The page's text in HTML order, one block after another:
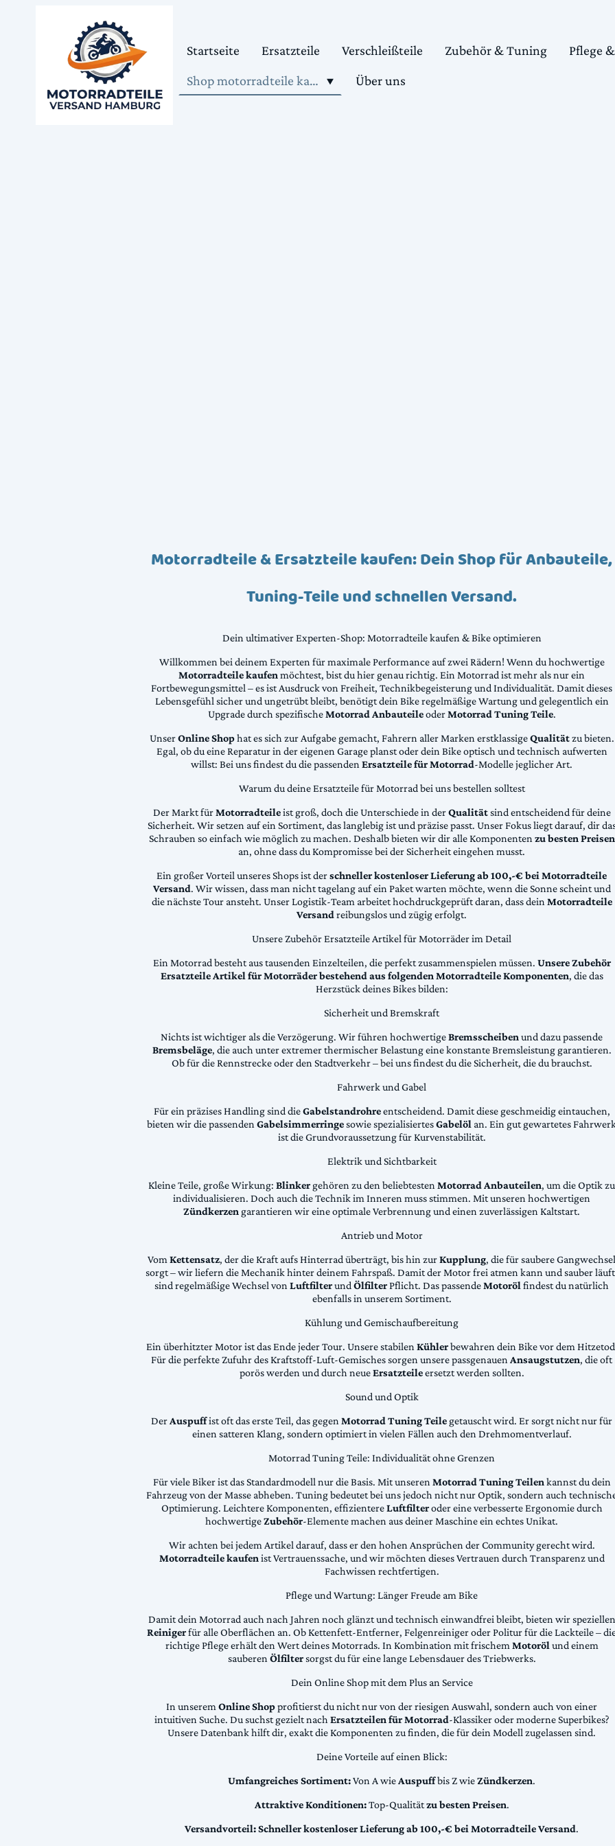
Startseite Ersatzteile Verschleißteile Zubehör & Tuning
Pflege
Shop motorradteile kaufen
Über uns
Motorradteile & Ersatzteile kaufen: Dein Shop für Anbauteile,
Tuning-Teile und schnellen Versand.
Dein ultimativer Experten-Shop: Motorradteile kaufen & Bike optimieren
Willkommen bei deinem Experten für maximale Performance auf zwei Rädern! Wenn du hochwertige
Motorradteile kaufenmöchtest, bist du hier genau richtig. Ein Motorrad ist mehr als nur ein
Fortbewegungsmittel – es ist Ausdruck von Freiheit, Technikbegeisterung und Individualität. Damit dieses
Lebensgefühl sicher und ungetrübt bleibt, benötigt dein Bike regelmäßige Wartung und gelegentlich ein
Upgrade durch spezifischeMotorrad AnbauteileoderMotorrad Tuning Teile.
UnserOnline Shophat es sich zur Aufgabe gemacht, Fahrern aller Marken erstklassigeQualitätzu bieten.
Egal, ob du eine Reparatur in der eigenen Garage planst oder dein Bike optisch und technisch aufwerten
willst: Bei uns findest du die passendenErsatzteile für Motorrad-Modelle jeglicher Art.
Warum du deine Ersatzteile für Motorrad bei uns bestellen solltest
Der Markt fürMotorradteileist groß, doch die Unterschiede in derQualitätsind entscheidend für deine
Sicherheit. Wir setzen auf ein Sortiment, das langlebig ist und präzise passt. Unser Fokus liegt darauf, dir
Schrauben so einfach wie möglich zu machen. Deshalb bieten wir dir alle Komponentenzu besten Preisen
an, ohne dass du Kompromisse bei der Sicherheit eingehen musst.
Ein großer Vorteil unseres Shops ist derschneller kostenloser Lieferung ab 100,-€ bei Motorradteile
Versand. Wir wissen, dass man nicht tagelang auf ein Paket warten möchte, wenn die Sonne scheint und
die nächste Tour ansteht. Unser Logistik-Team arbeitet hochdruckgeprüft daran, dass deinMotorradteile
Versandreibungslos und zügig erfolgt.
Unsere Zubehör Ersatzteile Artikel für Motorräder im Detail
Ein Motorrad besteht aus tausenden Einzelteilen, die perfekt zusammenspielen müssen. Unsere Zubehör
Ersatzteile Artikel für Motorräder bestehend aus folgenden Motorradteile Komponenten, die das
Herzstück deines Bikes bilden:
Sicherheit und Bremskraft
Nichts ist wichtiger als die Verzögerung. Wir führen hochwertigeBremsscheibenund dazu passende
Bremsbeläge, die auch unter extremer thermischer Belastung eine konstante Bremsleistung garantieren.
Ob für die Rennstrecke oder den Stadtverkehr – bei uns findest du die Sicherheit, die du brauchst.
Fahrwerk und Gabel
Für ein präzises Handling sind dieGabelstandrohreentscheidend. Damit diese geschmeidig eintauchen,
bieten wir die passendenGabelsimmerringesowie spezialisiertesGabelöl an. Ein gut gewartetes
ist die Grundvoraussetzung für Kurvenstabilität.
Elektrik und Sichtbarkeit
Kleine Teile, große Wirkung: Blinker gehören zu den beliebtestenMotorrad Anbauteilen, um die Optik zu
individualisieren. Doch auch die Technik im Inneren muss stimmen. Mit unseren hochwertigen
Zündkerzen garantieren wir eine optimale Verbrennung und einen zuverlässigen Kaltstart.
Antrieb und Motor
VomKettensatz, der die Kraft aufs Hinterrad überträgt, bis hin zurKupplung, die für saubere Gangwechsel
sorgt – wir liefern die Mechanik hinter deinem Fahrspaß. Damit der Motor frei atmen kann und sauber
sind regelmäßige Wechsel vonLuftfilterundÖlfilterPflicht. Das passendeMotorölfindest du natürlich
ebenfalls in unserem Sortiment.
Kühlung und Gemischaufbereitung
Ein überhitzter Motor ist das Ende jeder Tour. Unsere stabilenKühlerbewahren dein Bike vor dem
Für die perfekte Zufuhr des Kraftstoff-Luft-Gemisches sorgen unsere passgenauenAnsaugstutzen, die oft
porös werden und durch neueErsatzteileersetzt werden sollten.
Sound und Optik
DerAuspuffist oft das erste Teil, das gegenMotorrad Tuning Teile getauscht wird. Er sorgt nicht nur für
einen satteren Klang, sondern optimiert in vielen Fällen auch den Drehmomentverlauf.
Motorrad Tuning Teile: Individualität ohne Grenzen
Für viele Biker ist das Standardmodell nur die Basis. Mit unserenMotorrad Tuning Teilenkannst du dein
Fahrzeug von der Masse abheben. Tuning bedeutet bei uns jedoch nicht nur Optik, sondern auch
Optimierung. Leichtere Komponenten, effizientereLuftfilteroder eine verbesserte Ergonomie durch
hochwertigeZubehör-Elemente machen aus deiner Maschine ein echtes Unikat.
Wir achten bei jedem Artikel darauf, dass er den hohen Ansprüchen der Community gerecht wird.
Motorradteile kaufenist Vertrauenssache, und wir möchten dieses Vertrauen durch Transparenz und
Fachwissen rechtfertigen.
Pflege und Wartung: Länger Freude am Bike
Damit dein Motorrad auch nach Jahren noch glänzt und technisch einwandfrei bleibt, bieten wir speziellen
Reinigerfür alle Oberflächen an. Ob Kettenfett-Entferner, Felgenreiniger oder Politur für die Lackteile –
richtige Pflege erhält den Wert deines Motorrads. In Kombination mit frischemMotorölund einem
sauberenÖlfiltersorgst du für eine lange Lebensdauer des Triebwerks.
Dein Online Shop mit dem Plus an Service
In unseremOnline Shopprofitierst du nicht nur von der riesigen Auswahl, sondern auch von einer
intuitiven Suche. Du suchst gezielt nachErsatzteilen für Motorrad-Klassiker oder moderne Superbikes?
Unsere Datenbank hilft dir, exakt die Komponenten zu finden, die für dein Modell zugelassen sind.
Deine Vorteile auf einen Blick:
Umfangreiches Sortiment:Von A wieAuspuffbis Z wieZündkerzen.
Attraktive Konditionen:Top-Qualitätzu besten Preisen.
Versandvorteil:Schneller kostenloser Lieferung ab 100,-€ bei Motorradteile Versand.